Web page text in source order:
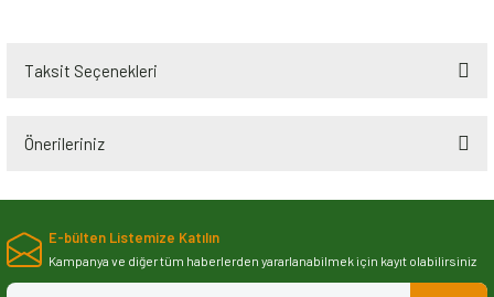
Taksit Seçenekleri
Önerileriniz
Bu ürünün fiyat bilgisi, resim, ürün açıklamalarında ve diğer konularda
iletebilirsiniz.
Görüş ve önerileriniz için teşekkür ederiz.
E-bülten Listemize Katılın
Kampanya ve diğer tüm haberlerden yararlanabilmek için kayıt olabilirsiniz